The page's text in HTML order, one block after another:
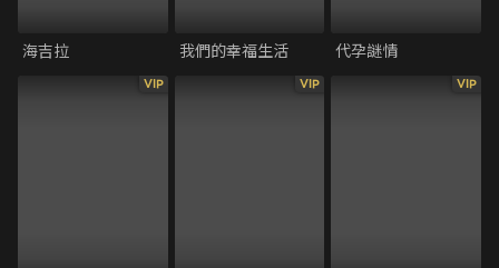
海吉拉 我們的幸福生活 代孕謎情
VIP VIP VIP